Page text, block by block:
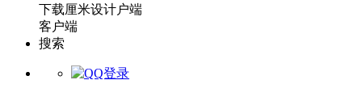
下载厘米设计户端
客户端
搜索